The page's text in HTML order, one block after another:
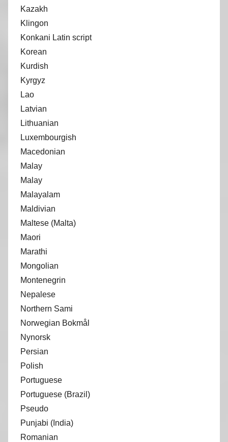
Kazakh
Klingon
Konkani Latin script
Korean
Kurdish
Kyrgyz
Lao
Latvian
Lithuanian
Luxembourgish
Macedonian
Malay
Malay
Malayalam
Maldivian
Maltese (Malta)
Maori
Marathi
Mongolian
Montenegrin
Nepalese
Northern Sami
Norwegian Bokmål
Nynorsk
Persian
Polish
Portuguese
Portuguese (Brazil)
Pseudo
Punjabi (India)
Romanian